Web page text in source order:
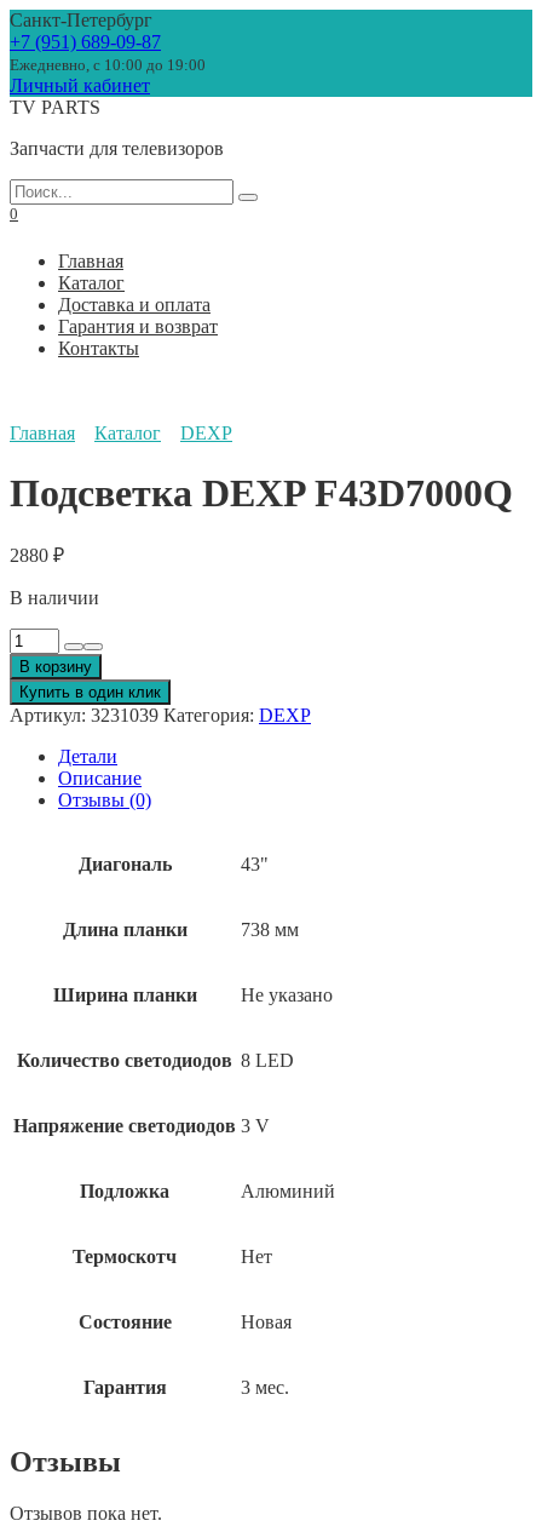
Перейти
к
содержанию
Санкт-Петербург
+7 (951) 689-09-87
Ежедневно, с 10:00 до 19:00
Личный кабинет
TV PARTS
Запчасти для телевизоров
Search
for:
0
Главная
Каталог
Доставка и оплата
Гарантия и возврат
Контакты
Главная Каталог DEXP
Подсветка DEXP F43D7000Q
2880 ₽
В наличии
Количество
товара
Подсветка
DEXP
F43D7000Q
В корзину
Купить в один клик
Артикул: 3231039 Категория: DEXP
Детали
Описание
Отзывы (0)
Диагональ 43"
Длина планки 738 мм
Ширина планки Не указано
Количество светодиодов 8 LED
Напряжение светодиодов 3 V
Подложка Алюминий
Термоскотч Нет
Состояние Новая
Гарантия 3 мес.
Отзывы
Отзывов пока нет.